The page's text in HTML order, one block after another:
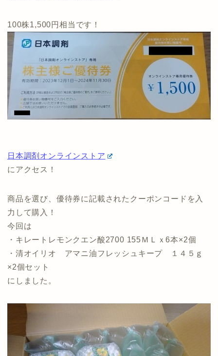
100株1,500円相当です！
日本調剤オンラインストア
にアクセス！
商品を選び、優待券に記載されたクーポンコードを入
力して購入！
今回は
・キレートレモンクエン酸2700 155ＭＬｘ6本×2個
・清オイリオ アマニ油フレッシュキープ １４５ｇ
×2個セット
にしました。